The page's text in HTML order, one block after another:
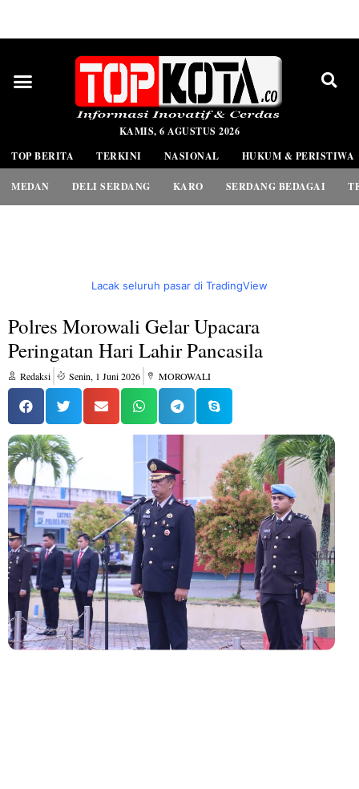
KAMIS, 6 AGUSTUS 2026
TOP BERITA
TERKINI NASIONAL HUKUM & PERISTIWA
MEDAN DELI SERDANG KARO SERDANG BEDAGAI
Lacak seluruh pasar di TradingView
Polres Morowali Gelar Upacara
Peringatan Hari Lahir Pancasila
Redaksi Senin, 1 Juni 2026 MOROWALI